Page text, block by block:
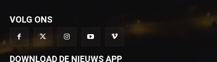
VOLG ONS
DOWNLOAD DE NIEUWS APP